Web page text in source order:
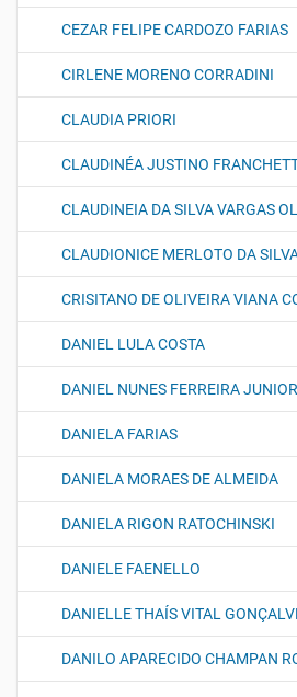
CEZAR FELIPE CARDOZO FARIAS
CIRLENE MORENO CORRADINI
CLAUDIA PRIORI
CLAUDINÉA JUSTINO
CLAUDINEIA DA SILVA VARGAS
CLAUDIONICE MERLOTO DA
CRISITANO DE OLIVEIRA VIANA
DANIEL LULA COSTA
DANIEL NUNES FERREIRA JUNIOR
DANIELA FARIAS
DANIELA MORAES DE ALMEIDA
DANIELA RIGON RATOCHINSKI
DANIELE FAENELLO
DANIELLE THAÍS VITAL
DANILO APARECIDO CHAMPAN